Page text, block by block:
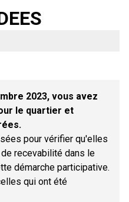
2023, vous avez
le quartier et
pour vérifier qu'elles
recevabilité dans le
démarche participative.
qui ont été